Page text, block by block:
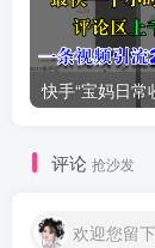
评论 抢沙发
欢迎您留